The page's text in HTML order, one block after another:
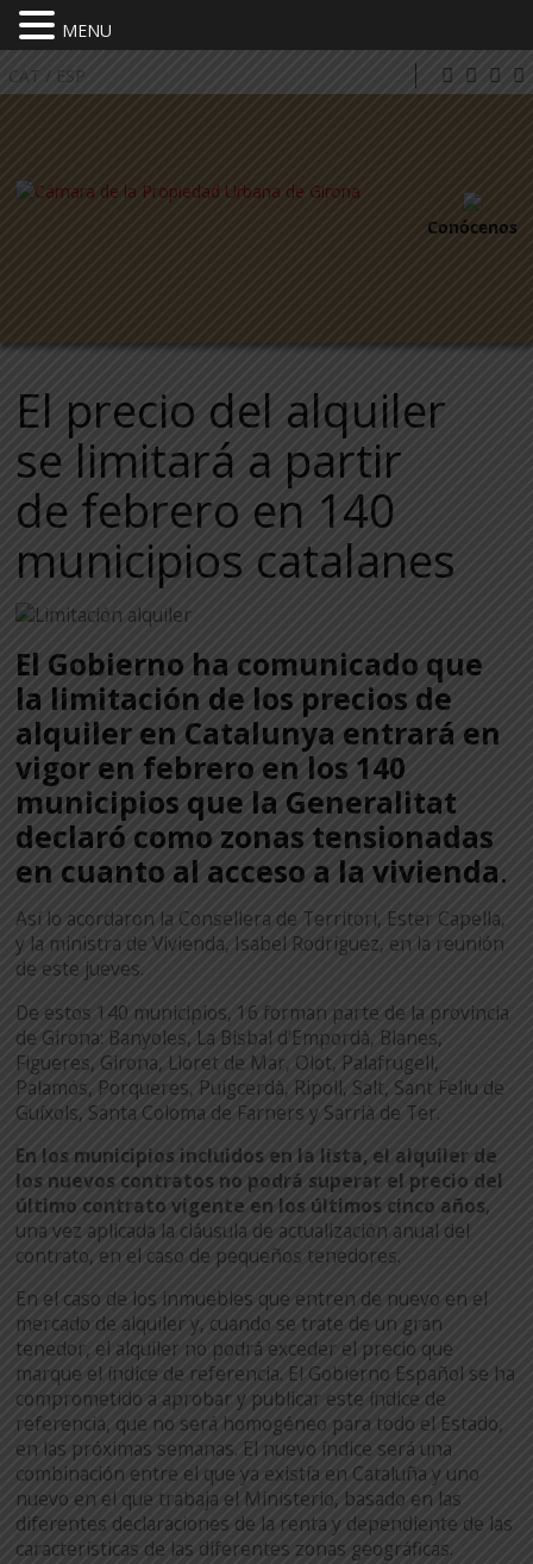
CAT / ESP
Conócenos
El precio del alquiler
se limitará a partir
de febrero en 140
municipios catalanes
El Gobierno ha comunicado que
la limitación de los precios de
alquiler en Catalunya entrará en
vigor en febrero en los 140
municipios que la Generalitat
declaró como zonas tensionadas
en cuanto al acceso a la vivienda.
Así lo acordaron la Consellera de Territori, Ester Capella,
y la ministra de Vivienda, Isabel Rodríguez, en la reunión
de este jueves.
De estos 140 municipios, 16 forman parte de la provincia
de Girona: Banyoles, La Bisbal d’Empordà, Blanes,
Figueres, Girona, Lloret de Mar, Olot, Palafrugell,
Palamós, Porqueres, Puigcerdà, Ripoll, Salt, Sant Feliu de
Guíxols, Santa Coloma de Farners y Sarrià de Ter.
En los municipios incluidos en la lista, el alquiler de
los nuevos contratos no podrá superar el precio del
último contrato vigente en los últimos cinco años,
una vez aplicada la cláusula de actualización anual del
contrato, en el caso de pequeños tenedores.
En el caso de los inmuebles que entren de nuevo en el
mercado de alquiler y, cuando se trate de un gran
tenedor, el alquiler no podrá exceder el precio que
marque el índice de referencia. El Gobierno Español se ha
comprometido a aprobar y publicar este índice de
referencia, que no será homogéneo para todo el Estado,
en las próximas semanas. El nuevo índice será una
combinación entre el que ya existía en Cataluña y uno
nuevo en el que trabaja el Ministerio, basado en las
diferentes declaraciones de la renta y dependiente de las
características de las diferentes zonas geográficas.
MENU